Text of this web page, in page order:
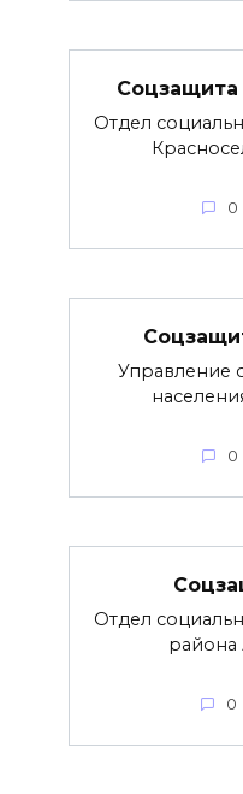
Соцзащита
Отдел
0
Управление
0
Отдел
района
0